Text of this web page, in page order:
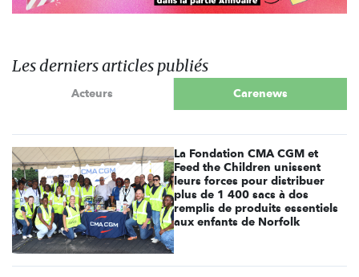
Les derniers articles publiés
Acteurs Carenews
La Fondation CMA CGM et
Feed the Children unissent
leurs forces pour distribuer
plus de 1 400 sacs à dos
remplis de produits essentiels
aux enfants de Norfolk